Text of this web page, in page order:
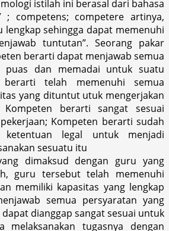
istilah ini berasal dari bahasa
; competens; competere artinya,
lengkap sehingga dapat memenuhi
tuntutan”. Seorang pakar
berarti dapat menjawab semua
puas dan memadai untuk suatu
telah memenuhi semua
yang dituntut utuk mengerjakan
Kompeten berarti sangat sesuai
Kompeten berarti sudah
ketentuan legal untuk menjadi
sesuatu itu
dimaksud dengan guru yang
guru tersebut telah memenuhi
memiliki kapasitas yang lengkap
semua persyaratan yang
dianggap sangat sesuai untuk
melaksanakan tugasnya dengan